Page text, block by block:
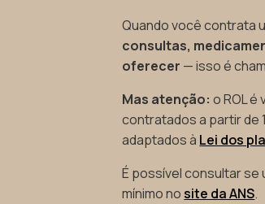
Quando você contrata
consultas,
oferecer — isso é
Mas atenção: o ROL
contratados a partir de
adaptados à Lei dos
É possível consultar
mínimo nosite da ANS.